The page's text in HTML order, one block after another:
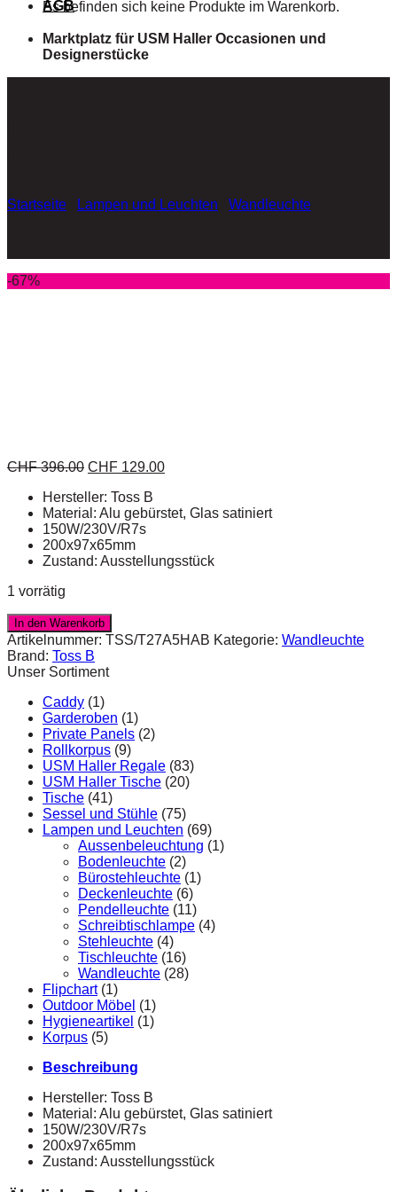
Es befinden sich keine Produkte im Warenkorb.
AGB
Marktplatz für USM Haller Occasionen und
Designerstücke
Startseite Lampen und Leuchten Wandleuchte
-67%
CHF396.00 CHF 129.00
Hersteller: Toss B
Material: Alu gebürstet, Glas satiniert
150W/230V/R7s
200x97x65mm
Zustand: Ausstellungsstück
1 vorrätig
In den Warenkorb
Artikelnummer: TSS/T27A5HAB Kategorie: Wandleuchte
Brand: Toss B
Unser Sortiment
Caddy (1)
Garderoben (1)
Private Panels (2)
Rollkorpus (9)
USM Haller Regale (83)
USM Haller Tische (20)
Tische (41)
Sessel und Stühle (75)
Lampen und Leuchten (69)
Aussenbeleuchtung (1)
Bodenleuchte (2)
Bürostehleuchte (1)
Deckenleuchte (6)
Pendelleuchte (11)
Schreibtischlampe (4)
Stehleuchte (4)
Tischleuchte (16)
Wandleuchte (28)
Flipchart (1)
Outdoor Möbel (1)
Hygieneartikel (1)
Korpus (5)
Beschreibung
Hersteller: Toss B
Material: Alu gebürstet, Glas satiniert
150W/230V/R7s
200x97x65mm
Zustand: Ausstellungsstück